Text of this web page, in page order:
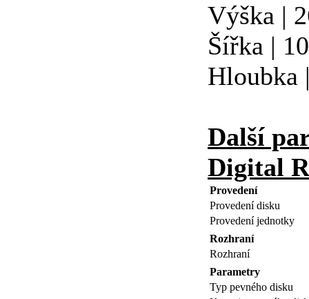
Výška |
Šířka |
Hloubka
Další
Digital
Provedení
Provedení disku
Provedení jednotky
Rozhraní
Rozhraní
Parametry
Typ pevného disku